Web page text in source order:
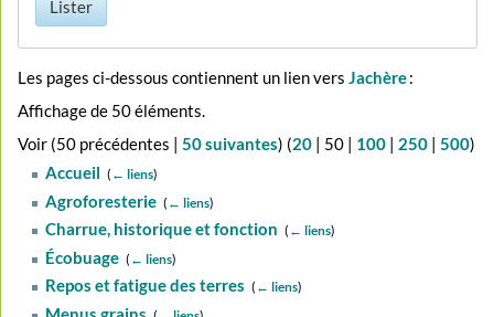
Lister
Les pages ci-dessous contiennent un lien versJachère:
Affichage de 50 éléments.
Voir (50 précédentes |50 suivantes) (20 | 50 | 100 | 250 |500)
Accueil ( ← liens)
Agroforesterie‎ ( ← liens)
Charrue, historique et fonction ( ← liens)
Écobuage‎ ( ← liens)
Repos et fatigue des terres ( ← liens)